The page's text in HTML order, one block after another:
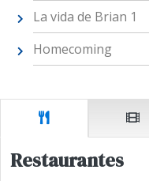
La vida de Brian 1
Homecoming
Restaurantes